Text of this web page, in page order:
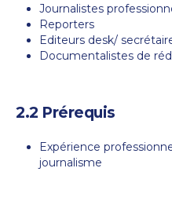
Journalistes
Reporters
Editeurs desk/
Documentalistes de
2.2 Prérequis
Expérience
journalisme